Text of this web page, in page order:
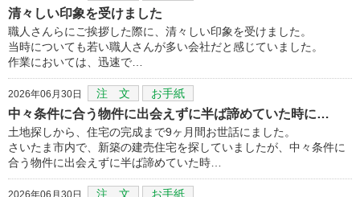
清々しい印象を受けました
職人さんらにご挨拶した際に、清々しい印象を受けました。
当時についても若い職人さんが多い会社だと感じていました。
作業においては、迅速で…
2026年06月30日 注 文 お手紙
中々条件に合う物件に出会えずに半ば諦めていた時に…
土地探しから、住宅の完成まで9ヶ月間お世話にました。
さいたま市内で、新築の建売住宅を探していましたが、中々条件に
合う物件に出会えずに半ば諦めていた時…
2026年06月30日 注 文 お手紙